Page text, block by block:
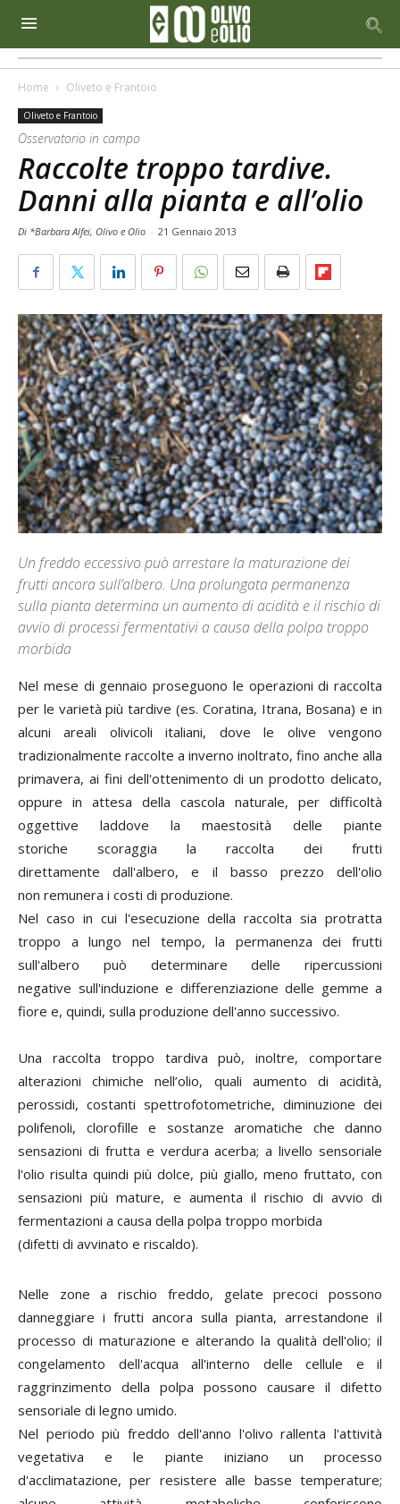
Home Oliveto e Frantoio
Oliveto e Frantoio
Osservatorio in campo
Raccolte troppo tardive.
Danni alla pianta e all’olio
Di *Barbara Alfei, Olivo e Olio - 21 Gennaio 2013
Un freddo eccessivo può arrestare la maturazione dei
frutti ancora sull’albero. Una prolungata permanenza
sulla pianta determina un aumento di acidità e il rischio di
avvio di processi fermentativi a causa della polpa troppo
morbida
Nel mese di gennaio proseguono le operazioni di raccolta
per le varietà più tardive (es. Coratina, Itrana, Bosana) e in
alcuni areali olivicoli italiani, dove le olive vengono
tradizionalmente raccolte a inverno inoltrato, fino anche alla
primavera, ai fini dell'ottenimento di un prodotto delicato,
oppure in attesa della cascola naturale, per difficoltà
oggettive laddove la maestosità delle piante
storiche scoraggia la raccolta dei frutti
direttamente dall'albero, e il basso prezzo dell'olio
non remunera i costi di produzione.
Nel caso in cui l'esecuzione della raccolta sia protratta
troppo a lungo nel tempo, la permanenza dei frutti
sull'albero può determinare delle ripercussioni
negative sull'induzione e differenziazione delle gemme a
fiore e, quindi, sulla produzione dell'anno successivo.
Una raccolta troppo tardiva può, inoltre, comportare
alterazioni chimiche nell’olio, quali aumento di acidità,
perossidi, costanti spettrofotometriche, diminuzione dei
polifenoli, clorofille e sostanze aromatiche che danno
sensazioni di frutta e verdura acerba; a livello sensoriale
l'olio risulta quindi più dolce, più giallo, meno fruttato, con
sensazioni più mature, e aumenta il rischio di avvio di
fermentazioni a causa della polpa troppo morbida
(difetti di avvinato e riscaldo).
Nelle zone a rischio freddo, gelate precoci possono
danneggiare i frutti ancora sulla pianta, arrestandone il
processo di maturazione e alterando la qualità dell'olio; il
congelamento dell'acqua all'interno delle cellule e il
raggrinzimento della polpa possono causare il difetto
sensoriale di legno umido.
Nel periodo più freddo dell'anno l'olivo rallenta l'attività
vegetativa e le piante iniziano un processo
d'acclimatazione, per resistere alle basse temperature;